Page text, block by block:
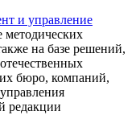
и управление
методических
на базе решений,
бюро, компаний,
редакции